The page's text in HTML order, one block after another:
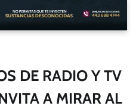
DE RADIO Y TV
A MIRAR AL